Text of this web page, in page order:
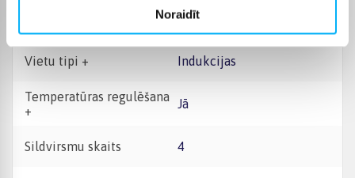
Noraidīt
Maiga durvju aizvēršana + Jā
Vietu tipi + Indukcijas
Temperatūras regulēšana
+
Jā
Sildvirsmu skaits 4